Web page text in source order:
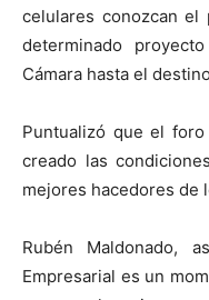
celulares conozcan
determinado
Cámara hasta el
Puntualizó que el
creado las
mejores hacedores de
Rubén Maldonado,
Empresarial es un